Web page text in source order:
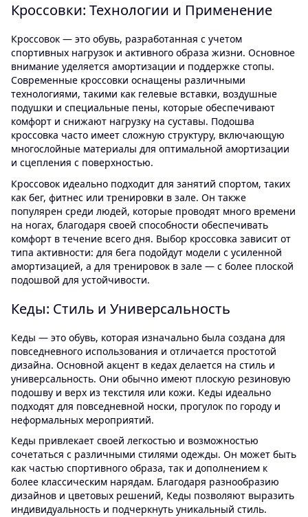
Кроссовки: Технологии и Применение
Кроссовок — это обувь, разработанная с учетом
спортивных нагрузок и активного образа жизни. Основное
внимание уделяется амортизации и поддержке стопы.
Современные кроссовки оснащены различными
технологиями, такими как гелевые вставки, воздушные
подушки и специальные пены, которые обеспечивают
комфорт и снижают нагрузку на суставы. Подошва
кроссовка часто имеет сложную структуру, включающую
многослойные материалы для оптимальной амортизации
и сцепления с поверхностью.
Кроссовок идеально подходит для занятий спортом, таких
как бег, фитнес или тренировки в зале. Он также
популярен среди людей, которые проводят много времени
на ногах, благодаря своей способности обеспечивать
комфорт в течение всего дня. Выбор кроссовка зависит от
типа активности: для бега подойдут модели с усиленной
амортизацией, а для тренировок в зале — с более плоской
подошвой для устойчивости.
Кеды: Стиль и Универсальность
Кеды — это обувь, которая изначально была создана для
повседневного использования и отличается простотой
дизайна. Основной акцент в кедах делается на стиль и
универсальность. Они обычно имеют плоскую резиновую
подошву и верх из текстиля или кожи. Кеды идеально
подходят для повседневной носки, прогулок по городу и
неформальных мероприятий.
Кеды привлекает своей легкостью и возможностью
сочетаться с различными стилями одежды. Он может быть
как частью спортивного образа, так и дополнением к
более классическим нарядам. Благодаря разнообразию
дизайнов и цветовых решений, Кеды позволяют выразить
индивидуальность и подчеркнуть уникальный стиль.